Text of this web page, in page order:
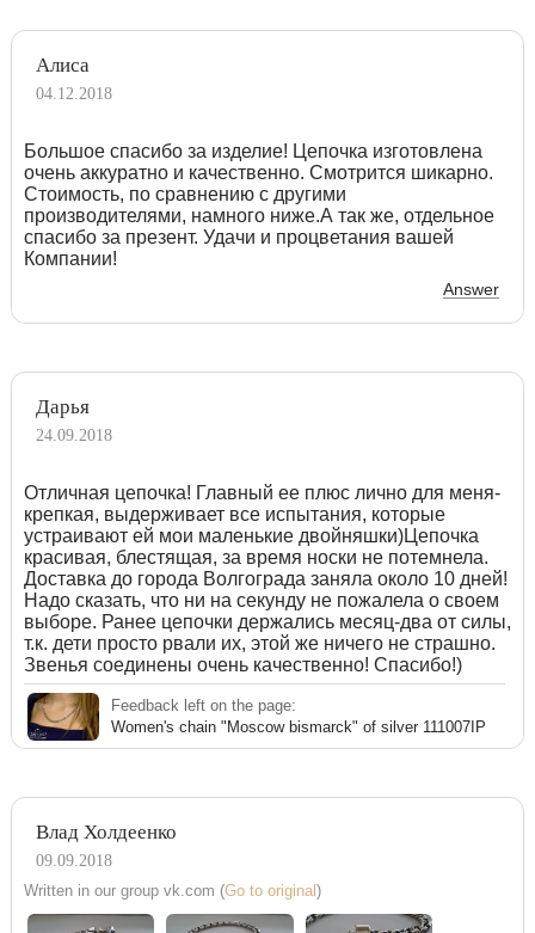
Алиса
04.12.2018
Большое спасибо за изделие! Цепочка изготовлена
очень аккуратно и качественно. Смотрится шикарно.
Стоимость, по сравнению с другими
производителями, намного ниже.А так же, отдельное
спасибо за презент. Удачи и процветания вашей
Компании!
Answer
Дарья
24.09.2018
Отличная цепочка! Главный ее плюс лично для меня-
крепкая, выдерживает все испытания, которые
устраивают ей мои маленькие двойняшки)Цепочка
красивая, блестящая, за время носки не потемнела.
Доставка до города Волгограда заняла около 10 дней!
Надо сказать, что ни на секунду не пожалела о своем
выборе. Ранее цепочки держались месяц-два от силы,
т.к. дети просто рвали их, этой же ничего не страшно.
Звенья соединены очень качественно! Спасибо!)
Feedback left on the page:
Women's chain "Moscow bismarck" of silver 111007IP
Влад Холдеенко
09.09.2018
Written in our group vk.com (Go to original )